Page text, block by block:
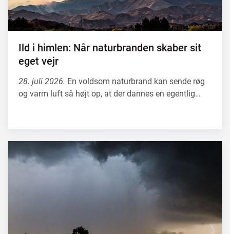
Ild i himlen: Når naturbranden skaber sit
eget vejr
28. juli 2026. En voldsom naturbrand kan sende røg
og varm luft så højt op, at der dannes en egentlig…